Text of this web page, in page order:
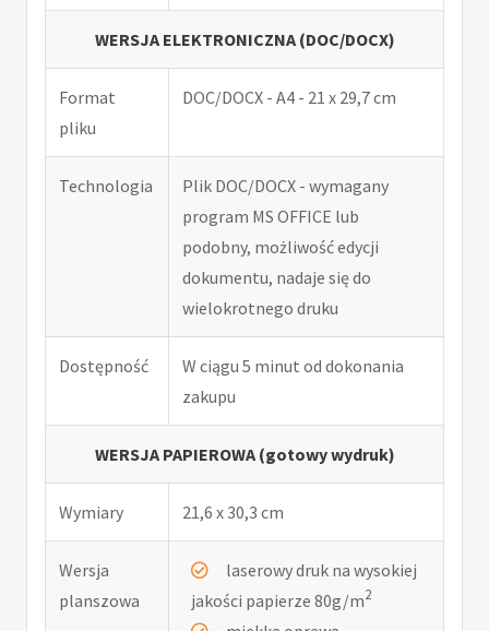
WERSJA ELEKTRONICZNA (DOC/DOCX)
Format
pliku
DOC/DOCX - A4 - 21 x 29,7 cm
Technologia
Plik DOC/DOCX - wymagany
program MS OFFICE lub
podobny, możliwość edycji
dokumentu, nadaje się do
wielokrotnego druku
Dostępność
W ciągu 5 minut od dokonania
zakupu
WERSJA PAPIEROWA (gotowy wydruk)
Wymiary 21,6 x 30,3 cm
Wersja
planszowa
laserowy druk na wysokiej
jakości papierze 80g/m2